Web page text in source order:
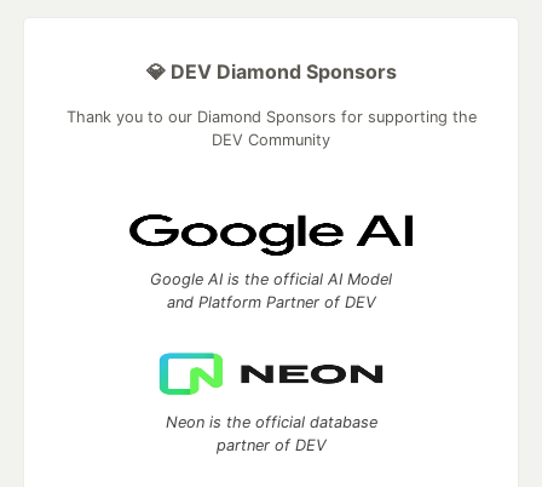
💎 DEV Diamond Sponsors
Thank you to our Diamond Sponsors for supporting the
DEV Community
Google AI is the official AI Model
and Platform Partner of DEV
Neon is the official database
partner of DEV